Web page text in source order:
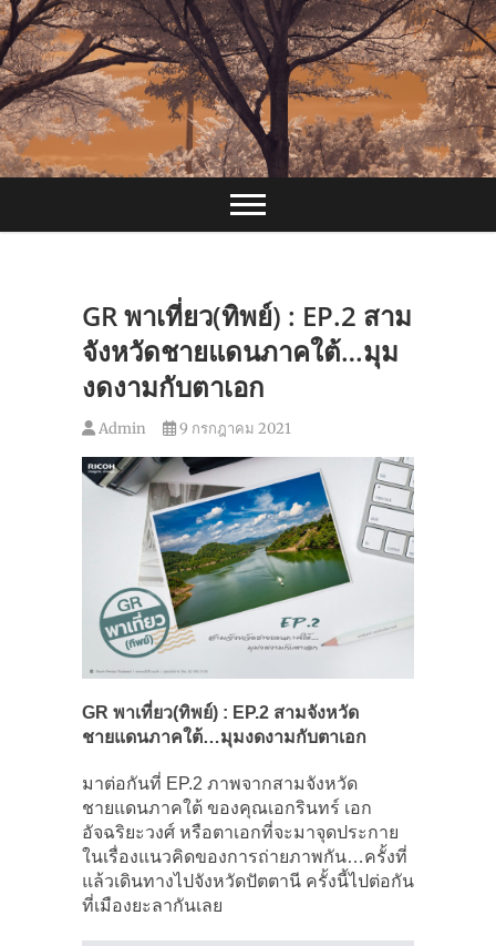
Skip
to
content
GR พาเที่ยว(ทิพย์) : EP.2 สาม
จังหวัดชายแดนภาคใต้…มุม
งดงามกับตาเอก
Admin 9 กรกฎาคม 2021
GR พาเที่ยว(ทิพย์) : EP.2 สามจังหวัด
ชายแดนภาคใต้…มุมงดงามกับตาเอก
มาต่อกันที่ EP.2 ภาพจากสามจังหวัด
ชายแดนภาคใต้ ของคุณเอกรินทร์ เอก
อัจฉริยะวงศ์ หรือตาเอกที่จะมาจุดประกาย
ในเรื่องแนวคิดของการถ่ายภาพกัน…ครั้งที่
แล้วเดินทางไปจังหวัดปัตตานี ครั้งนี้ไปต่อกัน
ที่เมืองยะลากันเลย